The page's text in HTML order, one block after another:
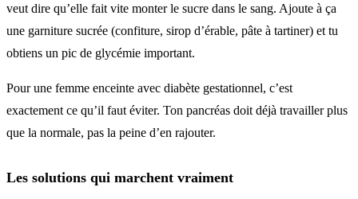
veut dire qu’elle fait vite monter le sucre dans le sang. Ajoute à ça
une garniture sucrée (confiture, sirop d’érable, pâte à tartiner) et tu
obtiens un pic de glycémie important.
Pour une femme enceinte avec diabète gestationnel, c’est
exactement ce qu’il faut éviter. Ton pancréas doit déjà travailler plus
que la normale, pas la peine d’en rajouter.
Les solutions qui marchent vraiment